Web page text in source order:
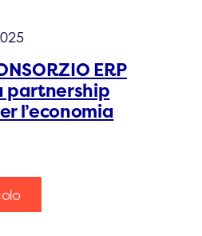
ERP
partnership
l’economia